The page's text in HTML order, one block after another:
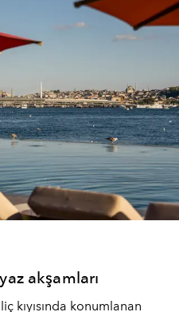
akşamları
kıyısında konumlanan